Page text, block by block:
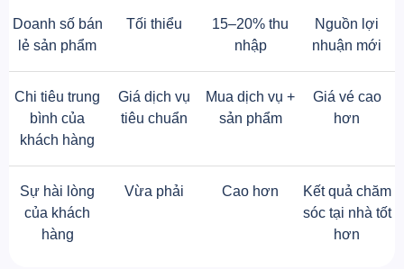
Doanh số bán
lẻ sản phẩm
Tối thiểu
15–20% thu
nhập
Nguồn lợi
nhuận mới
Chi tiêu trung
bình của
khách hàng
Giá dịch vụ
tiêu chuẩn
Mua dịch vụ +
sản ​​phẩm
Giá vé cao
hơn
Sự hài lòng
của khách
hàng
Vừa phải Cao hơn
Kết quả chăm
sóc tại nhà tốt
hơn